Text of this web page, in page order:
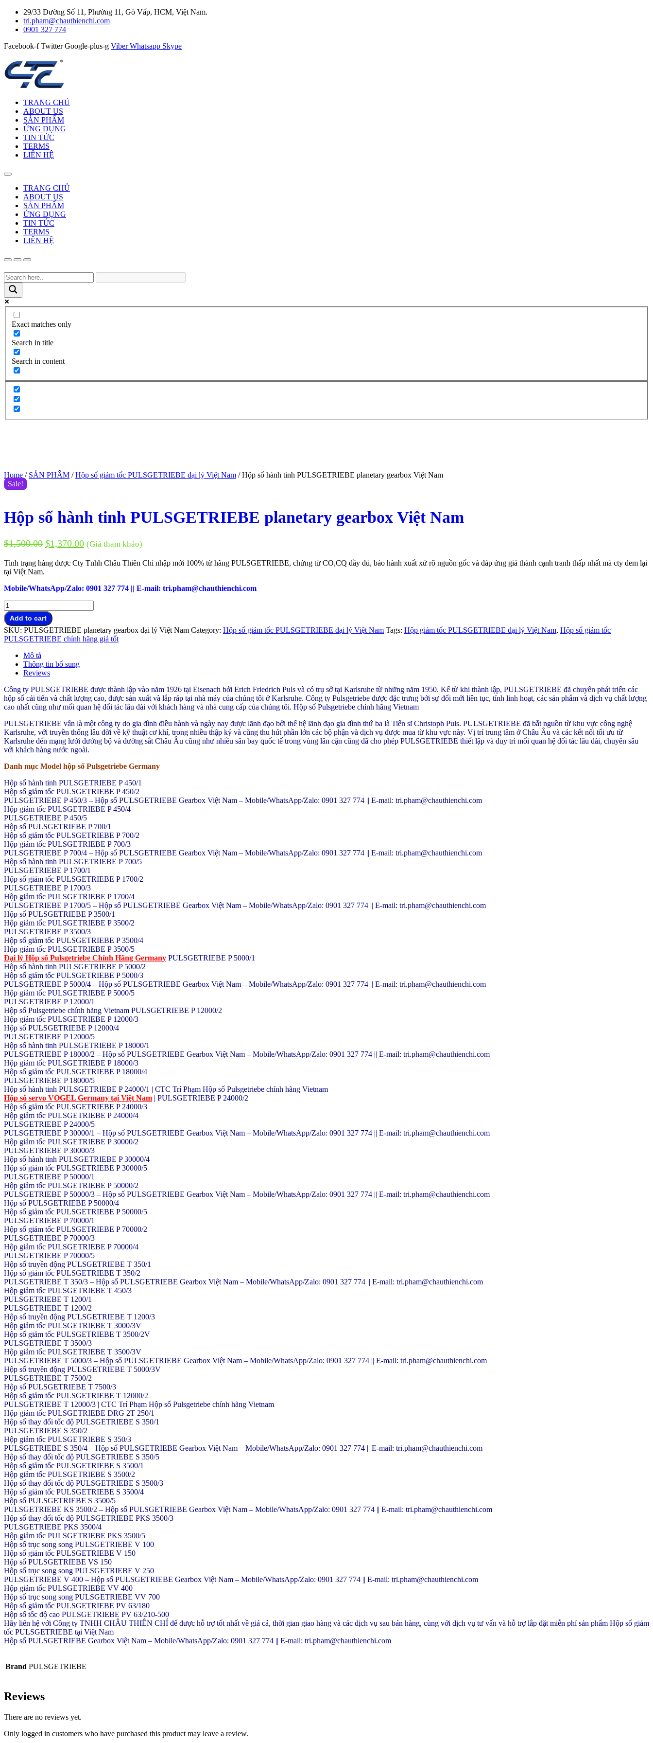
29/33 Đường Số 11, Phường 11, Gò Vấp, HCM, Việt Nam.
tri.pham@chauthienchi.com
0901 327 774
Facebook-f Twitter Google-plus-g Viber Whatsapp Skype
TRANG CHỦ
ABOUT US
SẢN PHẨM
ỨNG DỤNG
TIN TỨC
TERMS
LIÊN HỆ
TRANG CHỦ
ABOUT US
SẢN PHẨM
ỨNG DỤNG
TIN TỨC
TERMS
LIÊN HỆ
Exact matches only
Search in title
Search in content
Home / SẢN PHẨM /Hộp số giảm tốc PULSGETRIEBE đại lý Việt Nam / Hộp số hành tinh PULSGETRIEBE planetary gearbox Việt Nam
Sale!
Hộp số hành tinh PULSGETRIEBE planetary gearbox Việt Nam
$1,500.00 $1,370.00 (Giá tham khảo)
Tình trạng hàng được Cty Tnhh Châu Thiên Chí nhập mới 100% từ hãng PULSGETRIEBE, chứng từ CO,CQ đầy đủ, bảo hành xuất xứ rõ nguồn gốc và đáp ứng giá thành cạnh tranh thấp nhất mà cty đem lại
tại Việt Nam.
Mobile/WhatsApp/Zalo: 0901 327 774 || E-mail: tri.pham@chauthienchi.com
Hộp
số
hành
tinh
PULSGETRIEBE
gearbox
Việt
Nam
Add to cart
SKU: PULSGETRIEBE planetary gearbox đại lý Việt Nam Category: Hộp số giảm tốc PULSGETRIEBE đại lý Việt Nam Tags: Hộp giảm tốc PULSGETRIEBE đại lý Việt Nam, Hộp số giảm tốc
PULSGETRIEBE chính hãng giá tốt
Mô tả
Thông tin bổ sung
Reviews
Công ty PULSGETRIEBE được thành lập vào năm 1926 tại Eisenach bởi Erich Friedrich Puls và có trụ sở tại Karlsruhe từ những năm 1950. Kể từ khi thành lập, PULSGETRIEBE đã chuyên phát triển các
hộp số cải tiến và chất lượng cao, được sản xuất và lắp ráp tại nhà máy của chúng tôi ở Karlsruhe. Công ty Pulsgetriebe được đặc trưng bởi sự đổi mới liên tục, tính linh hoạt, các sản phẩm và dịch vụ chất lượng
cao nhất cũng như mối quan hệ đối tác lâu dài với khách hàng và nhà cung cấp của chúng tôi. Hộp số Pulsgetriebe chính hãng Vietnam
PULSGETRIEBE vẫn là một công ty do gia đình điều hành và ngày nay được lãnh đạo bởi thế hệ lãnh đạo gia đình thứ ba là Tiến sĩ Christoph Puls. PULSGETRIEBE đã bắt nguồn từ khu vực công nghệ
Karlsruhe, với truyền thống lâu đời về kỹ thuật cơ khí, trong nhiều thập kỷ và cũng thu hút phần lớn các bộ phận và dịch vụ được mua từ khu vực này. Vị trí trung tâm ở Châu Âu và các kết nối tối ưu từ
Karlsruhe đến mạng lưới đường bộ và đường sắt Châu Âu cũng như nhiều sân bay quốc tế trong vùng lân cận cũng đã cho phép PULSGETRIEBE thiết lập và duy trì mối quan hệ đối tác lâu dài, chuyên sâu
với khách hàng nước ngoài.
Danh mục Model hộp số Pulsgetriebe Germany
Hộp số hành tinh PULSGETRIEBE P 450/1
Hộp số giảm tốc PULSGETRIEBE P 450/2
PULSGETRIEBE P 450/3 – Hộp số PULSGETRIEBE Gearbox Việt Nam – Mobile/WhatsApp/Zalo: 0901 327 774 || E-mail: tri.pham@chauthienchi.com
Hộp giảm tốc PULSGETRIEBE P 450/4
PULSGETRIEBE P 450/5
Hộp số PULSGETRIEBE P 700/1
Hộp số giảm tốc PULSGETRIEBE P 700/2
Hộp giảm tốc PULSGETRIEBE P 700/3
PULSGETRIEBE P 700/4 – Hộp số PULSGETRIEBE Gearbox Việt Nam – Mobile/WhatsApp/Zalo: 0901 327 774 || E-mail: tri.pham@chauthienchi.com
Hộp số hành tinh PULSGETRIEBE P 700/5
PULSGETRIEBE P 1700/1
Hộp số giảm tốc PULSGETRIEBE P 1700/2
PULSGETRIEBE P 1700/3
Hộp giảm tốc PULSGETRIEBE P 1700/4
PULSGETRIEBE P 1700/5 – Hộp số PULSGETRIEBE Gearbox Việt Nam – Mobile/WhatsApp/Zalo: 0901 327 774 || E-mail: tri.pham@chauthienchi.com
Hộp số PULSGETRIEBE P 3500/1
Hộp giảm tốc PULSGETRIEBE P 3500/2
PULSGETRIEBE P 3500/3
Hộp số giảm tốc PULSGETRIEBE P 3500/4
Hộp giảm tốc PULSGETRIEBE P 3500/5
Đại lý Hộp số Pulsgetriebe Chính Hãng Germany PULSGETRIEBE P 5000/1
Hộp số hành tinh PULSGETRIEBE P 5000/2
Hộp số giảm tốc PULSGETRIEBE P 5000/3
PULSGETRIEBE P 5000/4 – Hộp số PULSGETRIEBE Gearbox Việt Nam – Mobile/WhatsApp/Zalo: 0901 327 774 || E-mail: tri.pham@chauthienchi.com
Hộp giảm tốc PULSGETRIEBE P 5000/5
PULSGETRIEBE P 12000/1
Hộp số Pulsgetriebe chính hãng Vietnam PULSGETRIEBE P 12000/2
Hộp giảm tốc PULSGETRIEBE P 12000/3
Hộp số PULSGETRIEBE P 12000/4
PULSGETRIEBE P 12000/5
Hộp số hành tinh PULSGETRIEBE P 18000/1
PULSGETRIEBE P 18000/2 – Hộp số PULSGETRIEBE Gearbox Việt Nam – Mobile/WhatsApp/Zalo: 0901 327 774 || E-mail: tri.pham@chauthienchi.com
Hộp giảm tốc PULSGETRIEBE P 18000/3
Hộp số giảm tốc PULSGETRIEBE P 18000/4
PULSGETRIEBE P 18000/5
Hộp số hành tinh PULSGETRIEBE P 24000/1 | CTC Trí Phạm Hộp số Pulsgetriebe chính hãng Vietnam
Hộp số servo VOGEL Germany tại Việt Nam | PULSGETRIEBE P 24000/2
Hộp số giảm tốc PULSGETRIEBE P 24000/3
Hộp giảm tốc PULSGETRIEBE P 24000/4
PULSGETRIEBE P 24000/5
PULSGETRIEBE P 30000/1 – Hộp số PULSGETRIEBE Gearbox Việt Nam – Mobile/WhatsApp/Zalo: 0901 327 774 || E-mail: tri.pham@chauthienchi.com
Hộp giảm tốc PULSGETRIEBE P 30000/2
PULSGETRIEBE P 30000/3
Hộp số hành tinh PULSGETRIEBE P 30000/4
Hộp số giảm tốc PULSGETRIEBE P 30000/5
PULSGETRIEBE P 50000/1
Hộp giảm tốc PULSGETRIEBE P 50000/2
PULSGETRIEBE P 50000/3 – Hộp số PULSGETRIEBE Gearbox Việt Nam – Mobile/WhatsApp/Zalo: 0901 327 774 || E-mail: tri.pham@chauthienchi.com
Hộp số PULSGETRIEBE P 50000/4
Hộp số giảm tốc PULSGETRIEBE P 50000/5
PULSGETRIEBE P 70000/1
Hộp số giảm tốc PULSGETRIEBE P 70000/2
PULSGETRIEBE P 70000/3
Hộp giảm tốc PULSGETRIEBE P 70000/4
PULSGETRIEBE P 70000/5
Hộp số truyền động PULSGETRIEBE T 350/1
Hộp số giảm tốc PULSGETRIEBE T 350/2
PULSGETRIEBE T 350/3 – Hộp số PULSGETRIEBE Gearbox Việt Nam – Mobile/WhatsApp/Zalo: 0901 327 774 || E-mail: tri.pham@chauthienchi.com
Hộp giảm tốc PULSGETRIEBE T 450/3
PULSGETRIEBE T 1200/1
PULSGETRIEBE T 1200/2
Hộp số truyền động PULSGETRIEBE T 1200/3
Hộp giảm tốc PULSGETRIEBE T 3000/3V
Hộp số giảm tốc PULSGETRIEBE T 3500/2V
PULSGETRIEBE T 3500/3
Hộp giảm tốc PULSGETRIEBE T 3500/3V
PULSGETRIEBE T 5000/3 – Hộp số PULSGETRIEBE Gearbox Việt Nam – Mobile/WhatsApp/Zalo: 0901 327 774 || E-mail: tri.pham@chauthienchi.com
Hộp số truyền động PULSGETRIEBE T 5000/3V
PULSGETRIEBE T 7500/2
Hộp số PULSGETRIEBE T 7500/3
Hộp số giảm tốc PULSGETRIEBE T 12000/2
PULSGETRIEBE T 12000/3 | CTC Trí Phạm Hộp số Pulsgetriebe chính hãng Vietnam
Hộp giảm tốc PULSGETRIEBE DRG 2T 250/1
Hộp số thay đổi tốc độ PULSGETRIEBE S 350/1
PULSGETRIEBE S 350/2
Hộp giảm tốc PULSGETRIEBE S 350/3
PULSGETRIEBE S 350/4 – Hộp số PULSGETRIEBE Gearbox Việt Nam – Mobile/WhatsApp/Zalo: 0901 327 774 || E-mail: tri.pham@chauthienchi.com
Hộp số thay đổi tốc độ PULSGETRIEBE S 350/5
Hộp số giảm tốc PULSGETRIEBE S 3500/1
Hộp giảm tốc PULSGETRIEBE S 3500/2
Hộp số thay đổi tốc độ PULSGETRIEBE S 3500/3
Hộp số giảm tốc PULSGETRIEBE S 3500/4
Hộp số PULSGETRIEBE S 3500/5
PULSGETRIEBE KS 3500/2 – Hộp số PULSGETRIEBE Gearbox Việt Nam – Mobile/WhatsApp/Zalo: 0901 327 774 || E-mail: tri.pham@chauthienchi.com
Hộp số thay đổi tốc độ PULSGETRIEBE PKS 3500/3
PULSGETRIEBE PKS 3500/4
Hộp giảm tốc PULSGETRIEBE PKS 3500/5
Hộp số trục song song PULSGETRIEBE V 100
Hộp số giảm tốc PULSGETRIEBE V 150
Hộp số PULSGETRIEBE VS 150
Hộp số trục song song PULSGETRIEBE V 250
PULSGETRIEBE V 400 – Hộp số PULSGETRIEBE Gearbox Việt Nam – Mobile/WhatsApp/Zalo: 0901 327 774 || E-mail: tri.pham@chauthienchi.com
Hộp giảm tốc PULSGETRIEBE VV 400
Hộp số trục song song PULSGETRIEBE VV 700
Hộp số giảm tốc PULSGETRIEBE PV 63/180
Hộp số tốc độ cao PULSGETRIEBE PV 63/210-500
Hãy liên hệ với Công ty TNHH CHÂU THIÊN CHÍ để được hỗ trợ tốt nhất về giá cả, thời gian giao hàng và các dịch vụ sau bán hàng, cùng với dịch vụ tư vấn và hỗ trợ lắp đặt miễn phí sản phẩm Hộp số giảm
tốc PULSGETRIEBE tại Việt Nam
Hộp số PULSGETRIEBE Gearbox Việt Nam – Mobile/WhatsApp/Zalo: 0901 327 774 || E-mail: tri.pham@chauthienchi.com
Brand PULSGETRIEBE
Reviews
There are no reviews yet.
Only logged in customers who have purchased this product may leave a review.